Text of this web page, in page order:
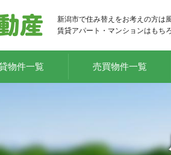
新潟市で住み替えをお考えの方は
賃貸アパート・マンションはもち
物件一覧 売買物件一覧